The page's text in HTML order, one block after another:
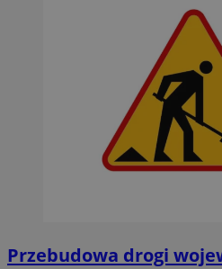
Przebudowa drogi